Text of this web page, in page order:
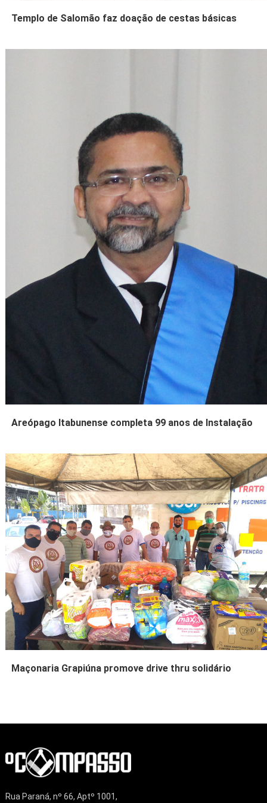
Templo de Salomão faz doação de cestas básicas
Areópago Itabunense completa 99 anos de Instalação
Maçonaria Grapiúna promove drive thru solidário
Rua Paraná, nº 66, Aptº 1001,